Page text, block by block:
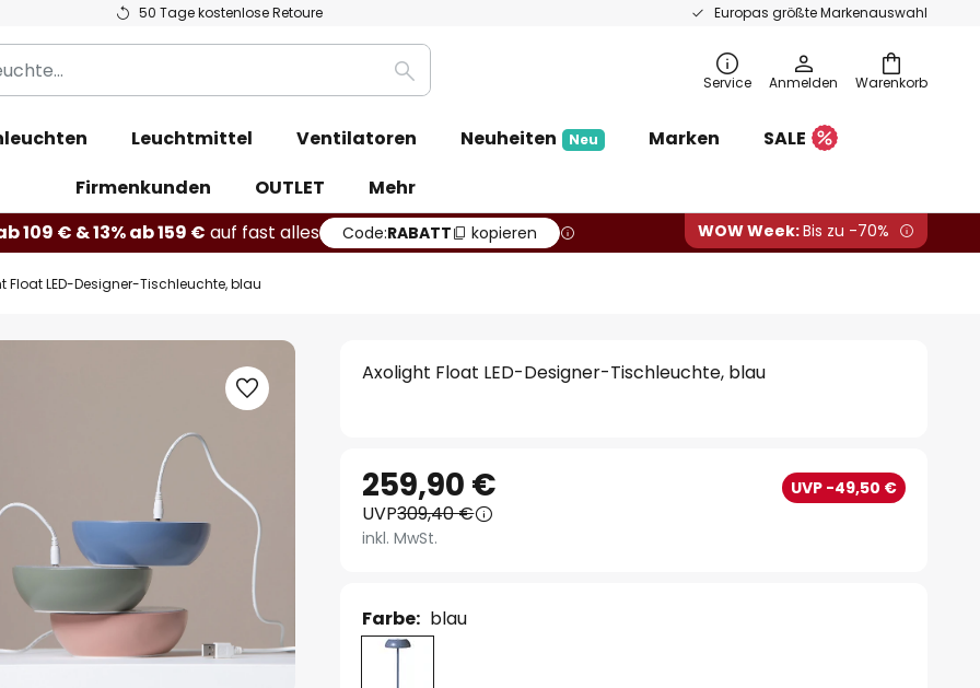
50 Tage kostenlose Retoure Europas größte Markenauswahl
Warenkorb
Suche Service Anmelden
Leuchtmittel Ventilatoren Neuheiten Neu Marken
SALE
Firmenkunden
OUTLET
Mehr
109 € & 13% ab 159 € auf fast alles Code:RABATT kopieren WOW Week:Bis zu -70%
Float LED-Designer-Tischleuchte, blau
Axolight Float LED-Designer-Tischleuchte, blau
259,90 € UVP -49,50 €
UVP309,40 €
inkl. MwSt.
Farbe: blau